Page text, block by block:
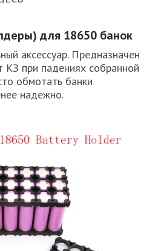
для 18650 банок
аксессуар. Предназначен
при падениях собранной
обмотать банки
надежно.